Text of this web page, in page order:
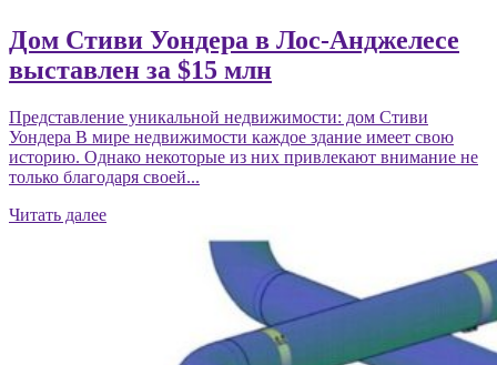
Дом Стиви Уондера в Лос-Анджелесе
выставлен за $15 млн
Представление уникальной недвижимости: дом Стиви
Уондера В мире недвижимости каждое здание имеет свою
историю. Однако некоторые из них привлекают внимание не
только благодаря своей...
Читать далее